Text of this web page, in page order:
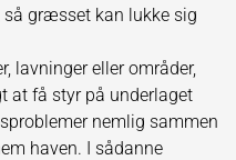
græsset kan lukke sig
lavninger eller områder,
at få styr på underlaget
nemlig sammen
haven. I sådanne